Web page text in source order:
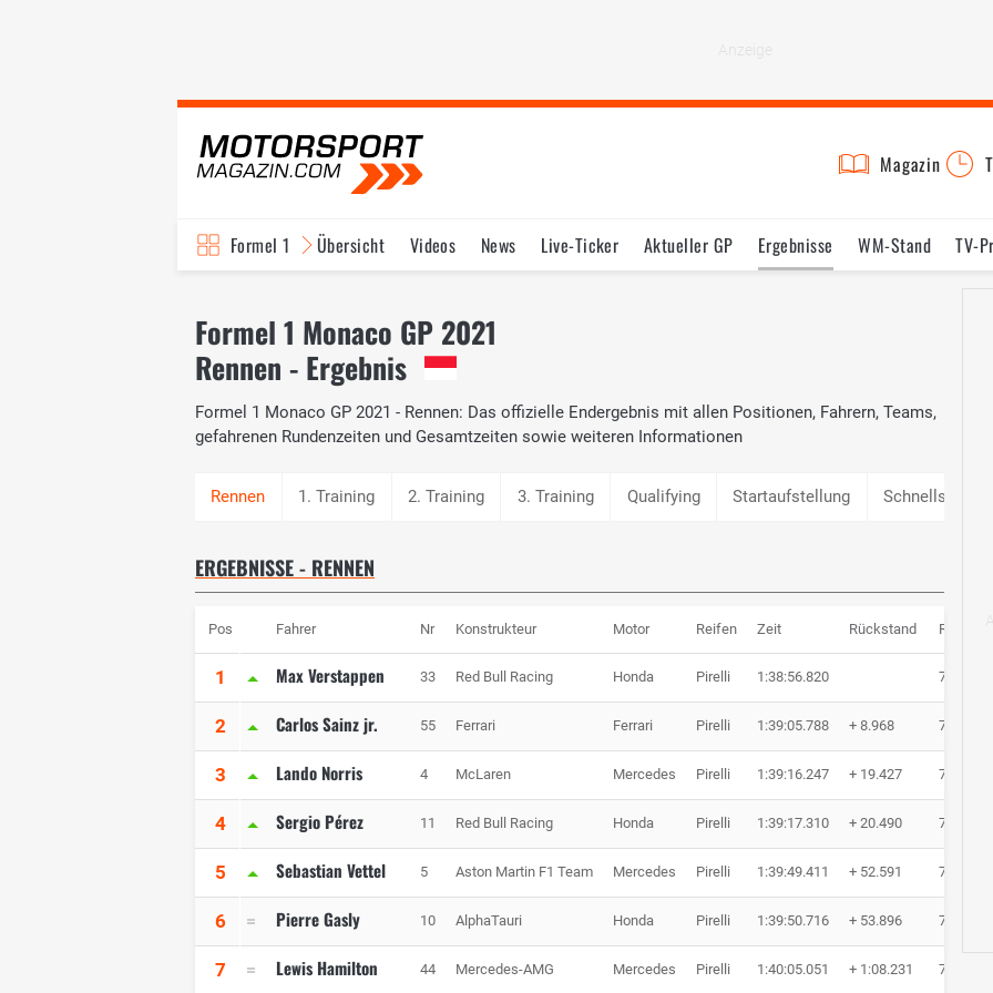
Magazin
Formel 1 Übersicht Videos News Live-Ticker Aktueller GP Ergebnisse WM-Stand TV-
Formel 1 Monaco GP 2021
Rennen - Ergebnis
Formel 1 Monaco GP 2021 - Rennen: Das offizielle Endergebnis mit allen Positionen, Fahrern, Teams,
gefahrenen Rundenzeiten und Gesamtzeiten sowie weiteren Informationen
1. Training 2. Training 3. Training Qualifying Startaufstellung Schnellste
ERGEBNISSE - RENNEN
Pos Fahrer Nr Konstrukteur Motor Reifen Zeit Rückstand Runden
1 Max Verstappen 33 Red Bull Racing Honda Pirelli 1:38:56.820 78
2 Carlos Sainz jr. 55 Ferrari Ferrari Pirelli 1:39:05.788 + 8.968 78
3 Lando Norris 4 McLaren Mercedes Pirelli 1:39:16.247 + 19.427 78
4 Sergio Pérez 11 Red Bull Racing Honda Pirelli 1:39:17.310 + 20.490 78
5 Sebastian Vettel 5 Aston Martin F1 Team Mercedes Pirelli 1:39:49.411 + 52.591 78
6 Pierre Gasly 10 AlphaTauri Honda Pirelli 1:39:50.716 + 53.896 78
7 Lewis Hamilton 44 Mercedes-AMG Mercedes Pirelli 1:40:05.051 + 1:08.231 78